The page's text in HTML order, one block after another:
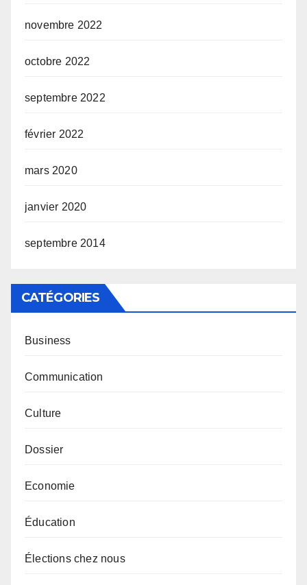
novembre 2022
octobre 2022
septembre 2022
février 2022
mars 2020
janvier 2020
septembre 2014
CATÉGORIES
Business
Communication
Culture
Dossier
Economie
Éducation
Élections chez nous